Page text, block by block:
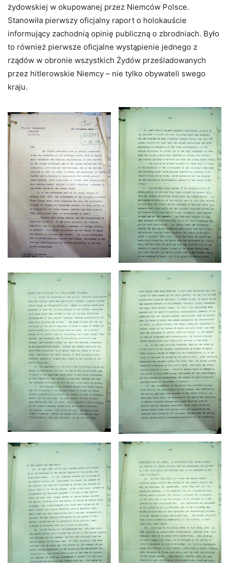
żydowskiej w okupowanej przez Niemców Polsce.
Stanowiła pierwszy oficjalny raport o holokauście
informujący zachodnią opinię publiczną o zbrodniach. Było
to również pierwsze oficjalne wystąpienie jednego z
rządów w obronie wszystkich Żydów prześladowanych
przez hitlerowskie Niemcy – nie tylko obywateli swego
kraju.